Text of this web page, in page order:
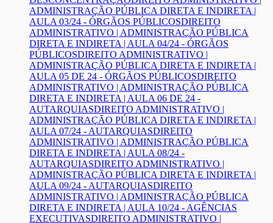
ADMINISTRAÇÃO PÚBLICA DIRETA E INDIRETA |
AULA 03/24 - ÓRGÃOS PÚBLICOSDIREITO
ADMINISTRATIVO | ADMINISTRAÇÃO PÚBLICA
DIRETA E INDIRETA | AULA 04/24 - ÓRGÃOS
PÚBLICOSDIREITO ADMINISTRATIVO |
ADMINISTRAÇÃO PÚBLICA DIRETA E INDIRETA |
AULA 05 DE 24 - ÓRGÃOS PÚBLICOSDIREITO
ADMINISTRATIVO | ADMINISTRAÇÃO PÚBLICA
DIRETA E INDIRETA | AULA 06 DE 24 -
AUTARQUIASDIREITO ADMINISTRATIVO |
ADMINISTRAÇÃO PÚBLICA DIRETA E INDIRETA |
AULA 07/24 - AUTARQUIASDIREITO
ADMINISTRATIVO | ADMINISTRAÇÃO PÚBLICA
DIRETA E INDIRETA | AULA 08/24 -
AUTARQUIASDIREITO ADMINISTRATIVO |
ADMINISTRAÇÃO PÚBLICA DIRETA E INDIRETA |
AULA 09/24 - AUTARQUIASDIREITO
ADMINISTRATIVO | ADMINISTRAÇÃO PÚBLICA
DIRETA E INDIRETA | AULA 10/24 - AGÊNCIAS
EXECUTIVASDIREITO ADMINISTRATIVO |